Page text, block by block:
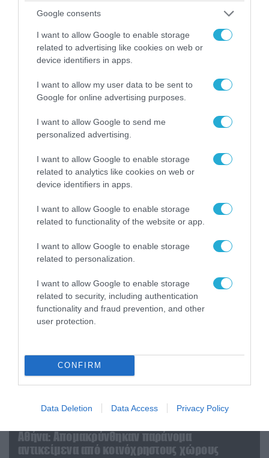
Google consents
I want to allow Google to enable storage
related to advertising like cookies on web or
device identifiers in apps.
I want to allow my user data to be sent to
Google for online advertising purposes.
I want to allow Google to send me
personalized advertising.
I want to allow Google to enable storage
related to analytics like cookies on web or
device identifiers in apps.
I want to allow Google to enable storage
related to functionality of the website or app.
I want to allow Google to enable storage
related to personalization.
I want to allow Google to enable storage
related to security, including authentication
functionality and fraud prevention, and other
user protection.
CONFIRM
Data Deletion Data Access Privacy Policy
«Η απόλυτη τραγωδία»: Η «αιχμηρή» ανάρτηση
του Αρκά για τα τατουάζ (φωτο)
Ο Γιάννης Αλαφούζος «τέλειωσε» τον
Κωνσταντίνο Ζούλα από τον ΣΚΑΪ – Ο λόγος της
06.08.2026 | 14:02
Αθήνα: Απομακρύνθηκαν παράνομα
αντικείμενα από κοινόχρηστους χώρους